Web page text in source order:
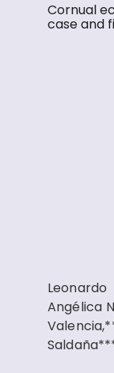
Cornual
case and
Angélica